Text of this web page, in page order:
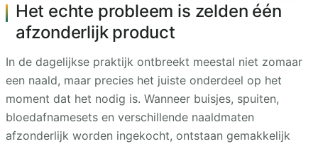
Het echte probleem is zelden één
afzonderlijk product
In de dagelijkse praktijk ontbreekt meestal niet zomaar
een naald, maar precies het juiste onderdeel op het
moment dat het nodig is. Wanneer buisjes, spuiten,
bloedafnamesets en verschillende naaldmaten
afzonderlijk worden ingekocht, ontstaan gemakkelijk